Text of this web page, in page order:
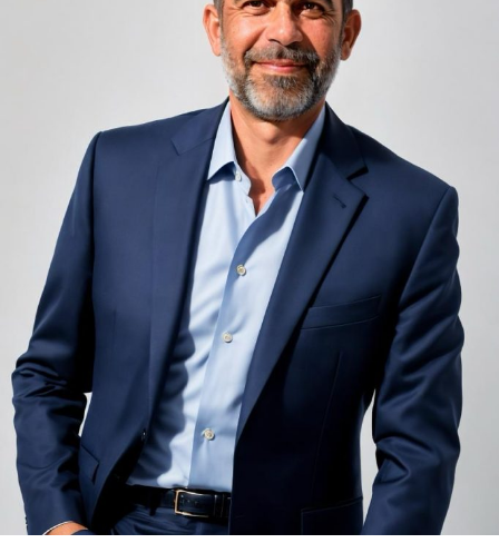
Zgomotul pașilor din camera de sus sau din coridorul
adiacent rămâne una dintre cele mai frecvente
nemulțumiri semnalate de oaspeți în recenziile online,
chiar și la unități altfel apreciate pentru servicii și
locație. De multe ori, oaspeții nu identifică pardoseala
drept sursa reală a problemei, ci descriu simplu senzația
de spațiu zgomotos sau agitat.
Pardoseala joacă un rol important în absorbția acestor
sunete, mai ales în zonele de trecere frecventă dintre
cameră și baie sau dintre pat și fereastră. Un material cu
proprietăți fonoabsorbante bune reduce transmiterea
zgomotului către camerele vecine și către etajele
inferioare, un aspect esențial mai ales în clădirile mai
vechi, cu structuri care nu au fost proiectate inițial
pentru izolare fonică performantă.
Rotația rapidă a oaspeților cere
materiale rezistente